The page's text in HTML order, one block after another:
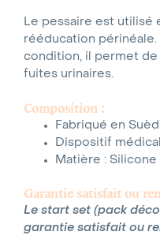
Le pessaire est utilisé
rééducation périnéale.
condition, il permet
fuites urinaires.
Composition :
Fabriqué en
Dispositif
Matière : Silicone
Garantie satisfait ou
Le start set (pack
garantie satisfait ou